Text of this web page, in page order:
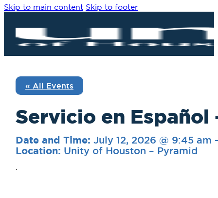
Skip to main content Skip to footer
« All Events
Servicio en
Date and Time: July 12, 2026 @ 9:45 am
Location: Unity of Houston – Pyramid
.